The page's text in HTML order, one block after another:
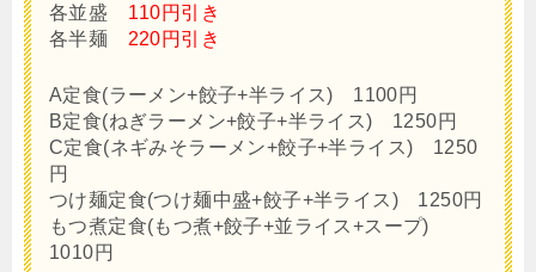
各並盛 110円引き
各半麺 220円引き
A定食(ラーメン+餃子+半ライス) 1100円
B定食(ねぎラーメン+餃子+半ライス) 1250円
C定食(ネギみそラーメン+餃子+半ライス) 1250
円
つけ麺定食(つけ麺中盛+餃子+半ライス) 1250円
もつ煮定食(もつ煮+餃子+並ライス+スープ)
1010円